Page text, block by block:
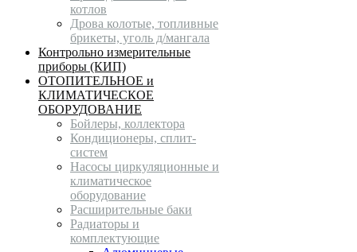
котлов
Дрова колотые, топливные
брикеты, уголь д/мангала
Контрольно измерительные
приборы (КИП)
ОТОПИТЕЛЬНОЕ и
КЛИМАТИЧЕСКОЕ
ОБОРУДОВАНИЕ
Бойлеры, коллектора
Кондиционеры, сплит-
систем
Насосы циркуляционные и
климатическое
оборудование
Расширительные баки
Радиаторы и
комплектующие